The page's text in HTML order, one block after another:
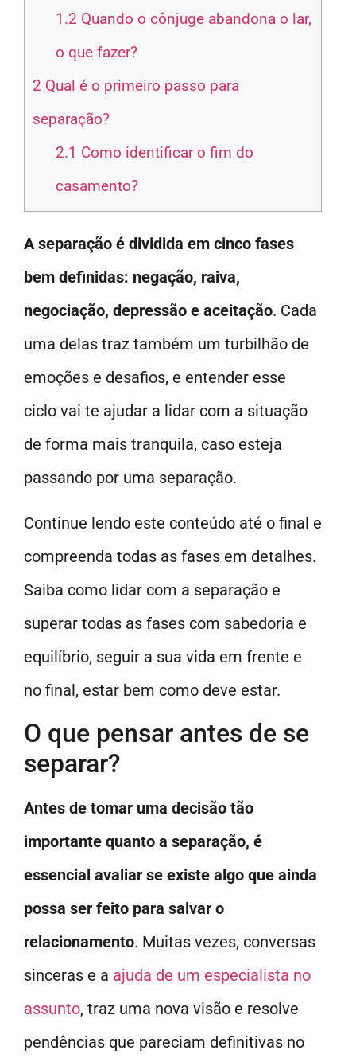
1.2 Quando o cônjuge abandona o lar,
o que fazer?
2 Qual é o primeiro passo para
separação?
2.1 Como identificar o fim do
casamento?
A separação é dividida em cinco fases
bem definidas: negação, raiva,
negociação, depressão e aceitação. Cada
uma delas traz também um turbilhão de
emoções e desafios, e entender esse
ciclo vai te ajudar a lidar com a situação
de forma mais tranquila, caso esteja
passando por uma separação.
Continue lendo este conteúdo até o final e
compreenda todas as fases em detalhes.
Saiba como lidar com a separação e
superar todas as fases com sabedoria e
equilíbrio, seguir a sua vida em frente e
no final, estar bem como deve estar.
O que pensar antes de se
separar?
Antes de tomar uma decisão tão
importante quanto a separação, é
essencial avaliar se existe algo que ainda
possa ser feito para salvar o
relacionamento. Muitas vezes, conversas
sinceras e a ajuda de um especialista no
assunto, traz uma nova visão e resolve
pendências que pareciam definitivas no